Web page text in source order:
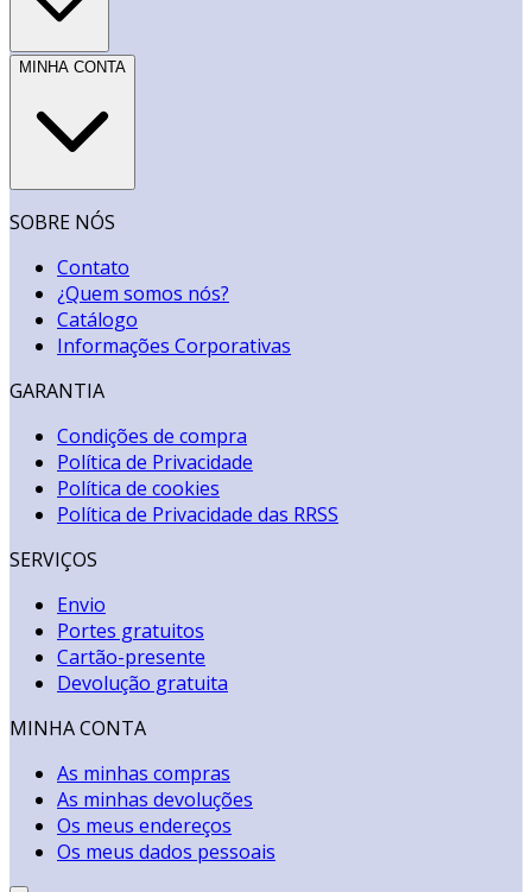
MINHA CONTA
SOBRE NÓS
Contato
¿Quem somos nós?
Catálogo
Informações Corporativas
GARANTIA
Condições de compra
Política de Privacidade
Política de cookies
Política de Privacidade das RRSS
SERVIÇOS
Envio
Portes gratuitos
Cartão-presente
Devolução gratuita
MINHA CONTA
As minhas compras
As minhas devoluções
Os meus endereços
Os meus dados pessoais